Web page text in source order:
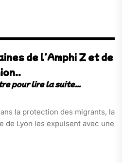
de l’Amphi Z et de
la protection des migrants, la
de Lyon les expulsent avec une